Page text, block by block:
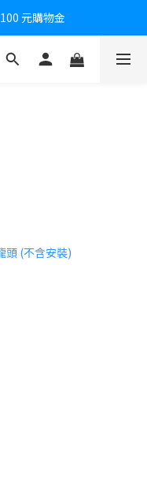
元購物金
元購物金
價格